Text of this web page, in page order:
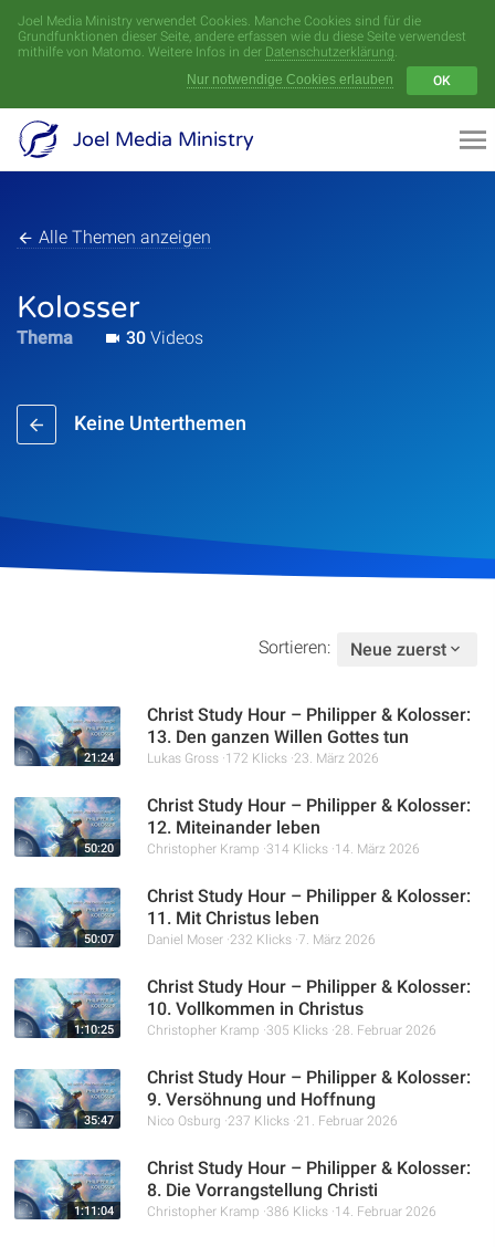
Joel Media Ministry verwendet Cookies. Manche Cookies sind für die
Grundfunktionen dieser Seite, andere erfassen wie du diese Seite verwendest
mithilfe von Matomo. Weitere Infos in der Datenschutzerklärung.
Nur notwendige Cookies erlauben
OK
Joel Media Ministry
Alle Themen anzeigen
Kolosser
Thema 30 Videos
Keine Unterthemen
Sortieren: Neue zuerst
21:24
Christ Study Hour – Philipper & Kolosser:
13. Den ganzen Willen Gottes tun
Lukas Gross 172 Klicks 23. März 2026
50:20
Christ Study Hour – Philipper & Kolosser:
12. Miteinander leben
Christopher Kramp 314 Klicks 14. März 2026
50:07
Christ Study Hour – Philipper & Kolosser:
11. Mit Christus leben
Daniel Moser 232 Klicks 7. März 2026
1:10:25
Christ Study Hour – Philipper & Kolosser:
10. Vollkommen in Christus
Christopher Kramp 305 Klicks 28. Februar 2026
35:47
Christ Study Hour – Philipper & Kolosser:
9. Versöhnung und Hoffnung
Nico Osburg 237 Klicks 21. Februar 2026
1:11:04
Christ Study Hour – Philipper & Kolosser:
8. Die Vorrangstellung Christi
Christopher Kramp 386 Klicks 14. Februar 2026
Menü
Videoarchiv
Podcasts
Studienzentrum
Über Uns
Spenden